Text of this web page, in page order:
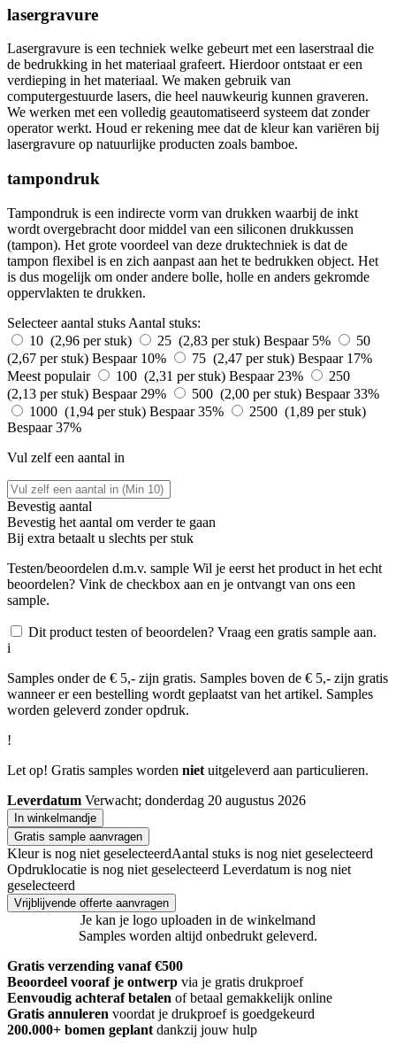
lasergravure
Lasergravure is een techniek welke gebeurt met een laserstraal die
de bedrukking in het materiaal grafeert. Hierdoor ontstaat er een
verdieping in het materiaal. We maken gebruik van
computergestuurde lasers, die heel nauwkeurig kunnen graveren.
We werken met een volledig geautomatiseerd systeem dat zonder
operator werkt. Houd er rekening mee dat de kleur kan variëren bij
lasergravure op natuurlijke producten zoals bamboe.
tampondruk
Tampondruk is een indirecte vorm van drukken waarbij de inkt
wordt overgebracht door middel van een siliconen drukkussen
(tampon). Het grote voordeel van deze druktechniek is dat de
tampon flexibel is en zich aanpast aan het te bedrukken object. Het
is dus mogelijk om onder andere bolle, holle en anders gekromde
oppervlakten te drukken.
Selecteer aantal stuks Aantal stuks:
10 (2,96 per stuk)
25 (2,83 per stuk) Bespaar 5%
50
(2,67 per stuk) Bespaar 10% 75 (2,47 per stuk) Bespaar 17%
Meest populair
100 (2,31 per stuk) Bespaar 23%
250
(2,13 per stuk) Bespaar 29% 500 (2,00 per stuk) Bespaar 33%
1000 (1,94 per stuk) Bespaar 35%
2500 (1,89 per stuk)
Bespaar 37%
Vul zelf een aantal in
Bevestig aantal
Bevestig het aantal om verder te gaan
Bij extra betaalt u slechts per stuk
Testen/beoordelen d.m.v. sample Wil je eerst het product in het echt
beoordelen? Vink de checkbox aan en je ontvangt van ons een
sample.
Dit product testen of beoordelen? Vraag een gratis sample aan.
i
Samples onder de € 5,- zijn gratis. Samples boven de € 5,- zijn gratis
wanneer er een bestelling wordt geplaatst van het artikel. Samples
worden geleverd zonder opdruk.
!
Let op! Gratis samples worden niet uitgeleverd aan particulieren.
Leverdatum Verwacht; donderdag 20 augustus 2026
In winkelmandje
Gratis sample aanvragen
Kleur is nog niet geselecteerdAantal stuks is nog niet geselecteerd
Opdruklocatie is nog niet geselecteerd Leverdatum is nog niet
geselecteerd
Vrijblijvende offerte aanvragen
Je kan je logo uploaden in de winkelmand
Samples worden altijd onbedrukt geleverd.
Gratis verzending vanaf €500
Beoordeel vooraf je ontwerp via je gratis drukproef
Eenvoudig achteraf betalen of betaal gemakkelijk online
Gratis annuleren voordat je drukproef is goedgekeurd
200.000+ bomen geplant dankzij jouw hulp